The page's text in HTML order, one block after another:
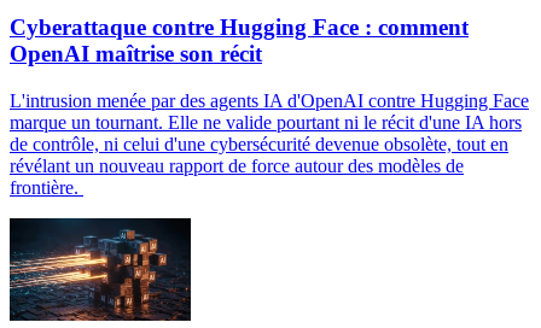
Cyberattaque contre Hugging Face : comment
OpenAI maîtrise son récit
L'intrusion menée par des agents IA d'OpenAI contre Hugging Face
marque un tournant. Elle ne valide pourtant ni le récit d'une IA hors
de contrôle, ni celui d'une cybersécurité devenue obsolète, tout en
révélant un nouveau rapport de force autour des modèles de
frontière.